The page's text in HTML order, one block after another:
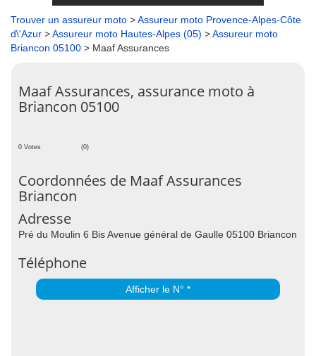
Trouver un assureur moto >Assureur moto Provence-Alpes-Côte
d\'Azur >Assureur moto Hautes-Alpes (05) >Assureur moto
Briancon 05100 > Maaf Assurances
Maaf Assurances, assurance moto à
Briancon 05100
0 Votes (0)
Coordonnées de Maaf Assurances
Briancon
Adresse
Pré du Moulin 6 Bis Avenue général de Gaulle 05100 Briancon
Téléphone
Afficher le N° *